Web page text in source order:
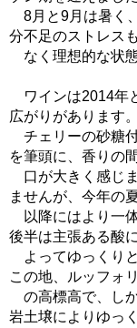
8月と9月は暑く
分不足のストレスも
なく理想的な状
ワインは2014年
広がりがあります。
チェリーの砂糖
を筆頭に、香りの間
口が大きく感じ
ませんが、今年の
以降にはより一
後半は主張ある酸に
よってゆっくり
この地、ルッフォリ
の高標高で、し
岩土壌によりゆっく